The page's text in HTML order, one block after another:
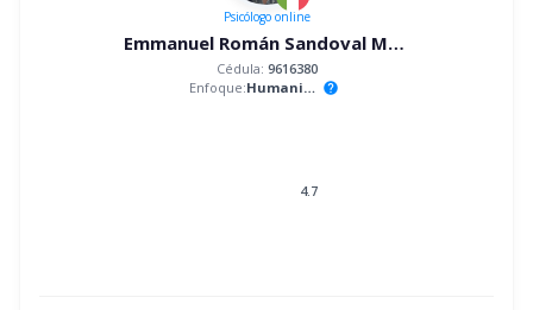
Psicólogoonline
Emmanuel Román Sandoval Mandujano
Cédula: 9616380
Enfoque:
Humanista help
4.7